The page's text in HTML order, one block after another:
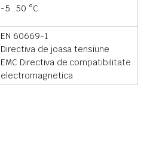
-5…50 °C
EN 60669-1
Directiva de joasa tensiune
EMC Directiva de compatibilitate
electromagnetica